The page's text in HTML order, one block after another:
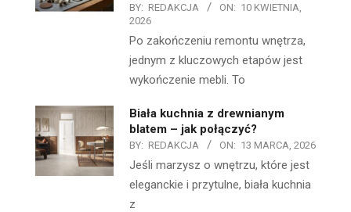
BY: REDAKCJA ON: 10 KWIETNIA,
2026
Po zakończeniu remontu wnętrza,
jednym z kluczowych etapów jest
wykończenie mebli. To
Biała kuchnia z drewnianym
blatem – jak połączyć?
BY: REDAKCJA ON: 13 MARCA, 2026
Jeśli marzysz o wnętrzu, które jest
eleganckie i przytulne, biała kuchnia
z